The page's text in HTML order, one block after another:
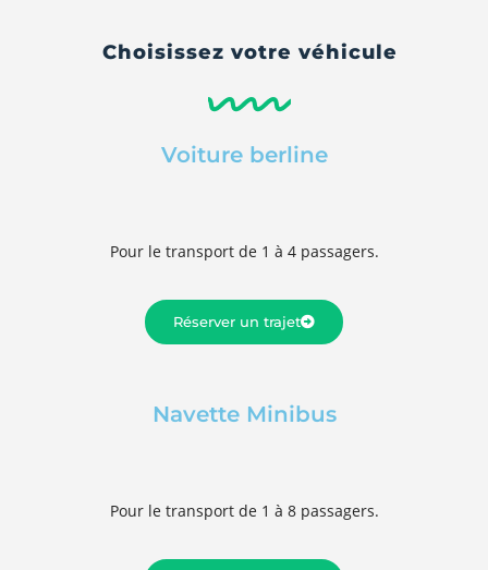
Choisissez votre véhicule
Voiture berline
Pour le transport de 1 à 4 passagers.
Réserver un trajet
Navette Minibus
Pour le transport de 1 à 8 passagers.